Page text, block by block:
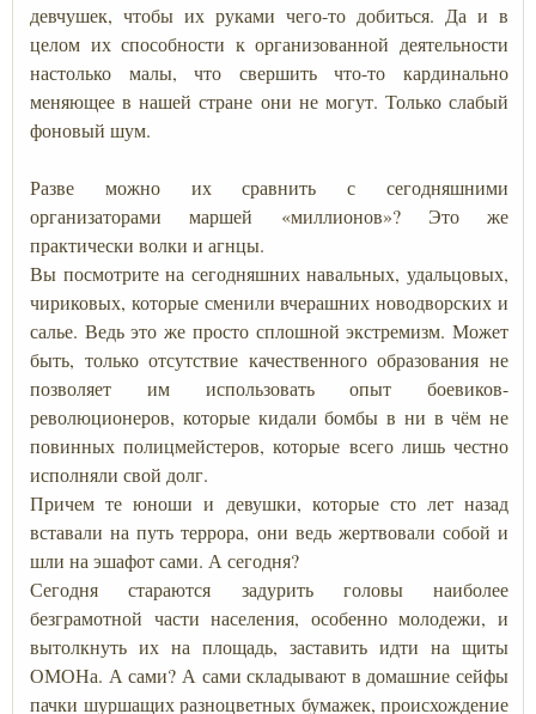
девчушек, чтобы их руками чего-то добиться. Да и в
целом их способности к организованной деятельности
настолько малы, что свершить что-то кардинально
меняющее в нашей стране они не могут. Только слабый
фоновый шум.
Разве можно их сравнить с сегодняшними
организаторами маршей «миллионов»? Это же
практически волки и агнцы.
Вы посмотрите на сегодняшних навальных, удальцовых,
чириковых, которые сменили вчерашних новодворских и
салье. Ведь это же просто сплошной экстремизм. Может
быть, только отсутствие качественного образования не
позволяет им использовать опыт боевиков-
революционеров, которые кидали бомбы в ни в чём не
повинных полицмейстеров, которые всего лишь честно
исполняли свой долг.
Причем те юноши и девушки, которые сто лет назад
вставали на путь террора, они ведь жертвовали собой и
шли на эшафот сами. А сегодня?
Сегодня стараются задурить головы наиболее
безграмотной части населения, особенно молодежи, и
вытолкнуть их на площадь, заставить идти на щиты
ОМОНа. А сами? А сами складывают в домашние сейфы
пачки шуршащих разноцветных бумажек, происхождение